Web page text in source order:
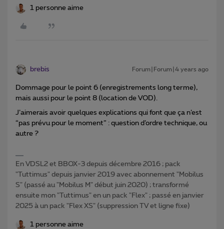
1 personne aime
brebis Forum|Forum|4 years ago
Dommage pour le point 6 (enregistrements long terme),
mais aussi pour le point 8 (location de VOD).
J’aimerais avoir quelques explications qui font que ça n’est
“pas prévu pour le moment” : question d’ordre technique, ou
autre ?
En VDSL2 et BBOX-3 depuis décembre 2016 ; pack
"Tuttimus" depuis janvier 2019 avec abonnement "Mobilus
S" (passé au "Mobilus M" début juin 2020) ; transformé
ensuite mon "Tuttimus" en un pack "Flex" ; passé en janvier
2025 à un pack "Flex XS" (suppression TV et ligne fixe)
1 personne aime